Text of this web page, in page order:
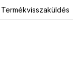
Termékvisszaküldés